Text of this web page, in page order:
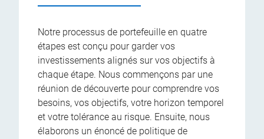
Notre processus de portefeuille en quatre
étapes est conçu pour garder vos
investissements alignés sur vos objectifs à
chaque étape. Nous commençons par une
réunion de découverte pour comprendre vos
besoins, vos objectifs, votre horizon temporel
et votre tolérance au risque. Ensuite, nous
élaborons un énoncé de politique de